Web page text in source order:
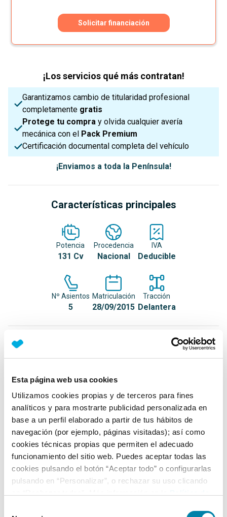
Esta página web usa cookies
Utilizamos cookies propias y de terceros para fines
analíticos y para mostrarte publicidad personalizada en
base a un perfil elaborado a partir de tus hábitos de
navegación (por ejemplo, páginas visitadas); así como
cookies técnicas propias que permiten el adecuado
funcionamiento del sitio web. Puedes aceptar todas las
cookies pulsando el botón “Aceptar todo” o configurarlas
pulsando en “Personalizar”, o rechazar su uso clicando
Solicitar financiación
¡Los servicios qué más contratan!
Garantizamos cambio de titularidad profesional
completamente gratis
Protege tu compra y olvida cualquier avería
mecánica con el Pack Premium
Certificación documental completa del vehículo
¡Enviamos a toda la Península!
Características principales
Potencia
131 Cv
Procedencia
Nacional
IVA
Deducible
Nº Asientos
5
Matriculación
28/09/2015
Tracción
Delantera
Sonido Arkamys
Volante de cuero
+ Ver todos
Ficha técnica